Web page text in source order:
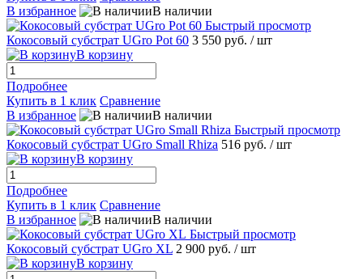
В избранное
В наличии
Быстрый просмотр
Кокосовый субстрат UGro Pot 60 3 550 руб. / шт
В корзину
Подробнее
Купить в 1 клик Сравнение
В избранное
В наличии
Быстрый просмотр
Кокосовый субстрат UGro Small Rhiza 516 руб. / шт
В корзину
Подробнее
Купить в 1 клик Сравнение
В избранное
В наличии
Быстрый просмотр
Кокосовый субстрат UGro XL 2 900 руб. / шт
В корзину